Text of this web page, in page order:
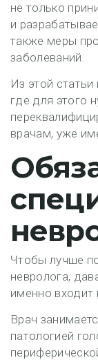
не только
и
также меры
заболеваний.
Из этой статьи
где для этого
врачам, уже
Чтобы лучше
невролога,
именно входит
Врач
патологией